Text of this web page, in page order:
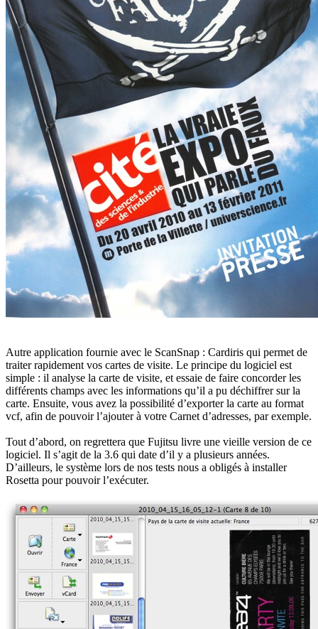
Autre application fournie avec le ScanSnap : Cardiris qui permet de
traiter rapidement vos cartes de visite. Le principe du logiciel est
simple : il analyse la carte de visite, et essaie de faire concorder les
différents champs avec les informations qu’il a pu déchiffrer sur la
carte. Ensuite, vous avez la possibilité d’exporter la carte au format
vcf, afin de pouvoir l’ajouter à votre Carnet d’adresses, par exemple.
Tout d’abord, on regrettera que Fujitsu livre une vieille version de ce
logiciel. Il s’agit de la 3.6 qui date d’il y a plusieurs années.
D’ailleurs, le système lors de nos tests nous a obligés à installer
Rosetta pour pouvoir l’exécuter.